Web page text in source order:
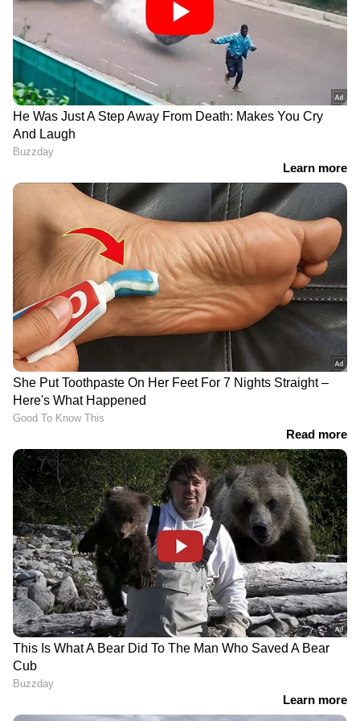
നടത്തിയതിൻ്റെ ഞെട്ടലിലാണ് നാട്.
DOWNLOAD APP
കേരളത്തിലെ എല്ലാ
എപ്പോഴും ഏഷ്യാനെറ്റ് ന്യൂസ് വാർത്തകൾ.
Malayalam Newsഅപ്‌ഡേറ്റുകളും
ആഴത്തിലുള്ള വിശകലനവും സമഗ്രമായ
റിപ്പോർട്ടിംഗും — എല്ലാം ഒരൊറ്റ സ്ഥലത്ത്.
ഏത് സമയത്തും, എവിടെയും
വിശ്വസനീയമായ വാർത്തകൾ ലഭിക്കാൻ
Asianet News Malayalam
RECOMMENDED STORIES